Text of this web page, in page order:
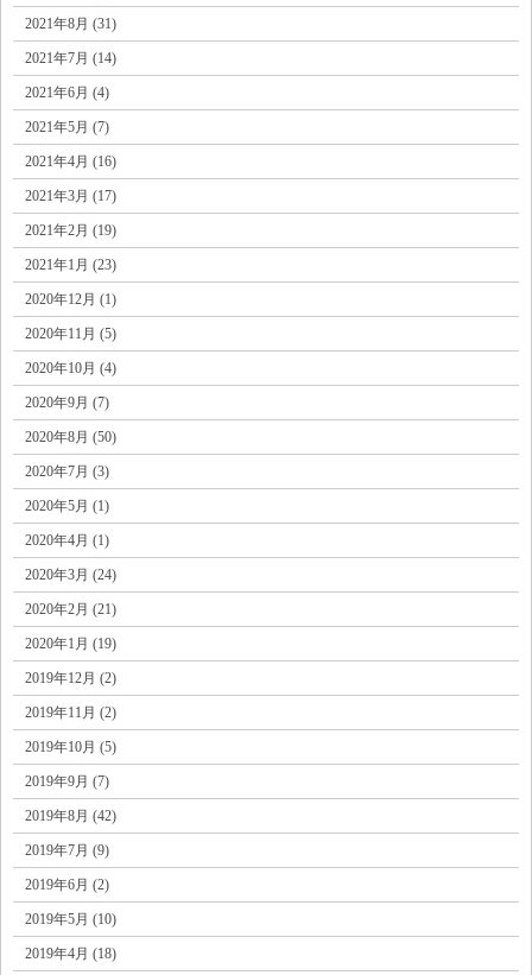
2021年8月 (31)
2021年7月 (14)
2021年6月 (4)
2021年5月 (7)
2021年4月 (16)
2021年3月 (17)
2021年2月 (19)
2021年1月 (23)
2020年12月 (1)
2020年11月 (5)
2020年10月 (4)
2020年9月 (7)
2020年8月 (50)
2020年7月 (3)
2020年5月 (1)
2020年4月 (1)
2020年3月 (24)
2020年2月 (21)
2020年1月 (19)
2019年12月 (2)
2019年11月 (2)
2019年10月 (5)
2019年9月 (7)
2019年8月 (42)
2019年7月 (9)
2019年6月 (2)
2019年5月 (10)
2019年4月 (18)